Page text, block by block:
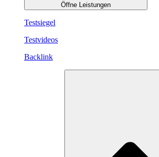
Öffne Leistungen
Testsiegel
Testvideos
Backlink